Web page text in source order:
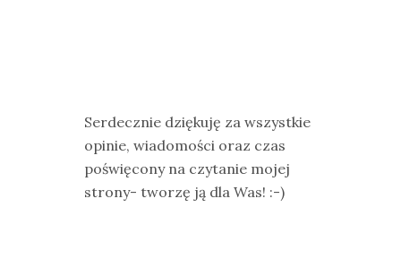
Serdecznie dziękuję za wszystkie
opinie, wiadomości oraz czas
poświęcony na czytanie mojej
strony- tworzę ją dla Was! :-)